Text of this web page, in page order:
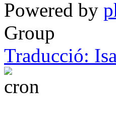
Powered by
Group
Traducció: